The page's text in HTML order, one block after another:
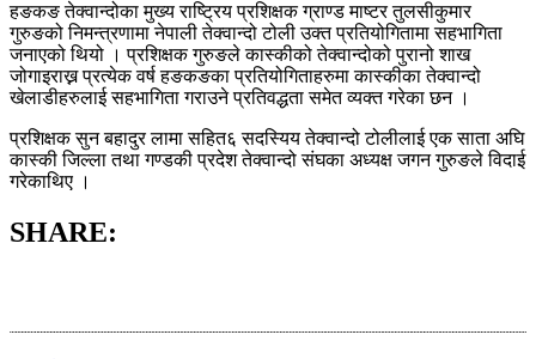
हङकङ तेक्वान्दोका मुख्य राष्ट्रिय प्रशिक्षक ग्राण्ड माष्टर तुलसीकुमार
गुरुङको निमन्त्रणामा नेपाली तेक्वान्दो टोली उक्त प्रतियोगितामा सहभागिता
जनाएको थियो । प्रशिक्षक गुरुङले कास्कीको तेक्वान्दोको पुरानो शाख
जोगाइराख्न प्रत्येक वर्ष हङकङका प्रतियोगिताहरुमा कास्कीका तेक्वान्दो
खेलाडीहरुलाई सहभागिता गराउने प्रतिवद्धता समेत व्यक्त गरेका छन ।
प्रशिक्षक सुन बहादुर लामा सहित६ सदस्यिय तेक्वान्दो टोलीलाई एक साता अघि
कास्की जिल्ला तथा गण्डकी प्रदेश तेक्वान्दो संघका अध्यक्ष जगन गुरुङले विदाई
गरेकाथिए ।
SHARE: